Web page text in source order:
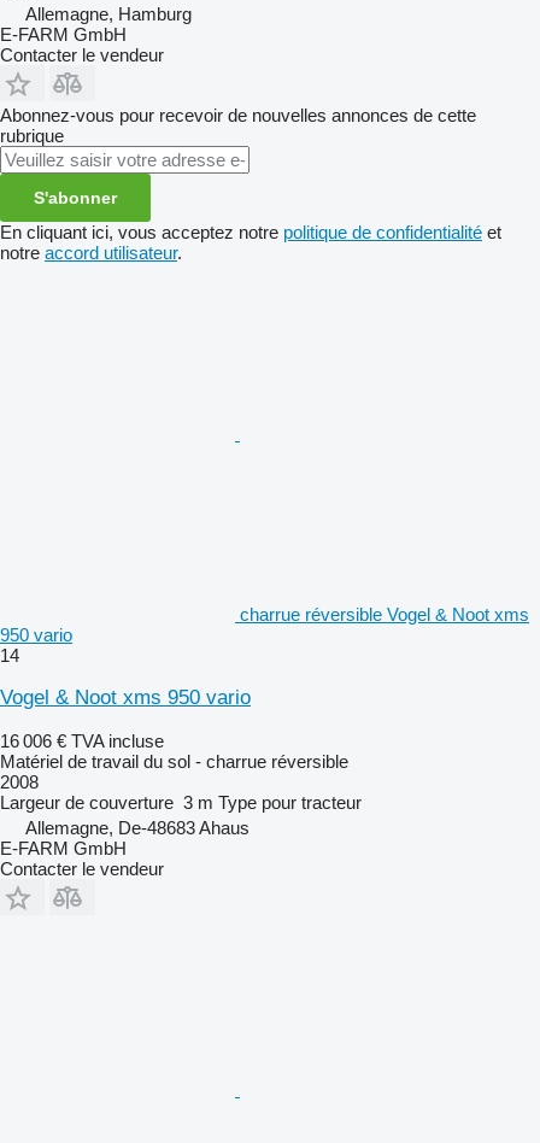
Allemagne, Hamburg
E-FARM GmbH
Contacter le vendeur
Abonnez-vous pour recevoir de nouvelles annonces de cette
rubrique
S'abonner
En cliquant ici, vous acceptez notre politique de confidentialité et
notre accord utilisateur.
charrue réversible Vogel & Noot xms
950 vario
14
Vogel & Noot xms 950 vario
16 006 € TVA incluse
Matériel de travail du sol - charrue réversible
2008
Largeur de couverture 3 m Type pour tracteur
Allemagne, De-48683 Ahaus
E-FARM GmbH
Contacter le vendeur